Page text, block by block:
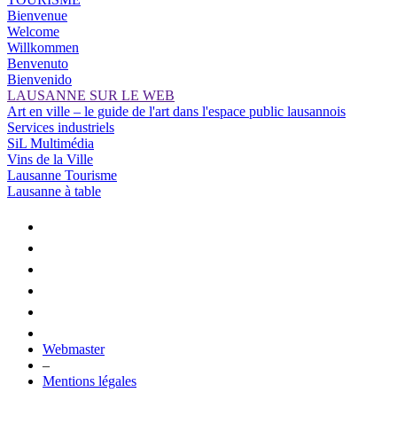
Bienvenue
Welcome
Willkommen
Benvenuto
Bienvenido
LAUSANNE SUR LE WEB
Art en ville – le guide de l'art dans l'espace public lausannois
Services industriels
SiL Multimédia
Vins de la Ville
Lausanne Tourisme
Lausanne à table
Webmaster
–
Mentions légales